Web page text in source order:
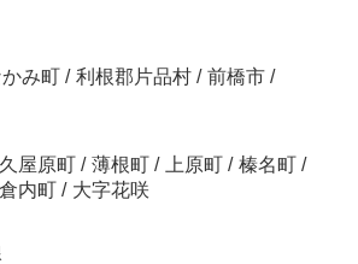
み町 / 利根郡片品村 / 前橋市 /
久屋原町 / 薄根町 / 上原町 / 榛名町 /
内町 / 大字花咲